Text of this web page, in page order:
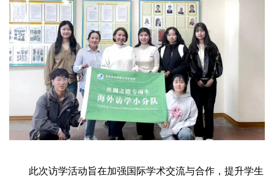
此次访学活动旨在加强国际学术交流与合作，提升学生